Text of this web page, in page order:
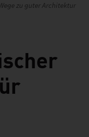
Wege zu guter Architektur